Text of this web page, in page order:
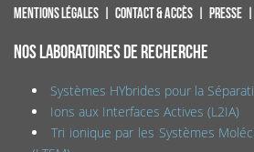
Mentions légales Contact & accès Presse
NOS LABORATOIRES DE RECHERCHE
Systèmes HYbrides pour la
Ions aux Interfaces Actives (L2IA)
Tri ionique par les Systèmes